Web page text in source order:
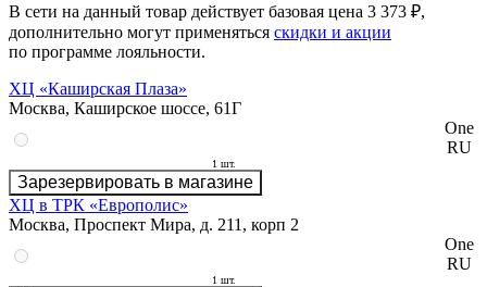
В сети на данный товар действует базовая цена 3 373 ₽,
дополнительно могут применяться скидки и акции
по программе лояльности.
ХЦ «Каширская Плаза»
Москва, Каширское шоссе, 61Г
One
RU
1 шт.
Зарезервировать в магазине
ХЦ в ТРК «Европолис»
Москва, Проспект Мира, д. 211, корп 2
One
RU
1 шт.